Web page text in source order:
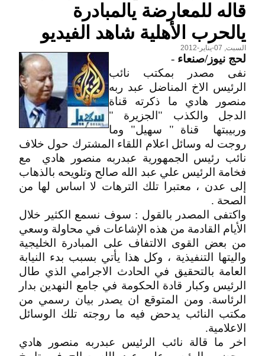
قاله للمعارضة يالمبادرة
يالحرب الأهلية شاهد الفيديو
السبت, 07-يناير-2012
لحج نيوز/صنعاء -
نفى مصدر بمكتب نائب
الرئيس الاخ المناضل عبد ربه
منصور هادي ما ذكرته قناة
الدجل والكذب "الجزيرة "
وربيبتها قناة " سهيل" وما
روجت له وسائل اعلام اللقاء المشترك حول خلاف
نائب رئيس الجمهورية عبدربه منصور هادي مع
فخامة الرئيس علي عبد الله صالح وتلويحه بالذهاب
إلى عدن ، معتبرا تلك الترهات لا اساس لها من
الصحة .
واكتفى المصدر بالقول : سوف نسمع الكثير خلال
الأيام القادمة من هذه الإشاعات في محاولة وسعي
من بعض القوى الالتفاف على المبادرة الخليجية
واليتها التنفيذية ، وكل هذا يأتي بسبب بدء النيابة
العامة بالتحقيق في الحادث الاجرامي الذي طال
الرئيس وكبار قادة الحكومة في جامع النهدين بدار
الرئاسة. ومن المتوقع ان يصدر بيان رسمي من
مكتب النائب يدحض فيه ما روجته تلك الوسائل
الاعلامية.
اخر ما قالة نائب الرئيس عبدربه منصور هادي